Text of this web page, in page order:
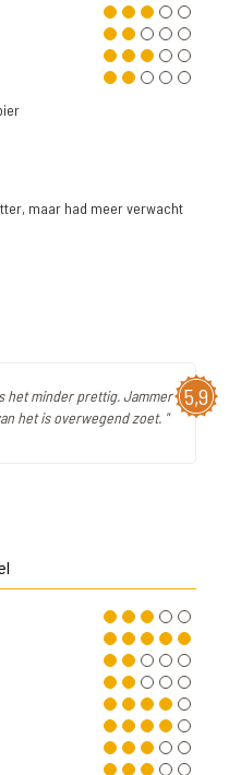
maar had meer verwacht
5,9
het minder prettig. Jammer
het is overwegend zoet. "